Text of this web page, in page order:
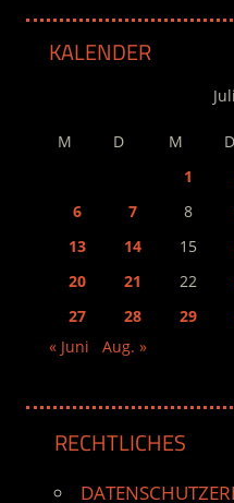
KALENDER
M D M D
1
6
7 8
13
14 15
20
21 22
27
28 29
« Juni
Aug. »
RECHTLICHES